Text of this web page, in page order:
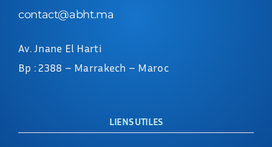
contact@abht.ma
Av. Jnane El Harti
Bp : 2388 – Marrakech – Maroc
LIENS UTILES